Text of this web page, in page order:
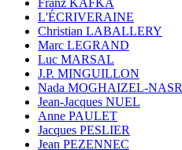
L'ÉCRIVERAINE
Christian LABALLERY
Marc LEGRAND
Luc MARSAL
J.P. MINGUILLON
Nada MOGHAIZEL-NASR
Jean-Jacques NUEL
Anne PAULET
Jacques PESLIER
Jean PEZENNEC